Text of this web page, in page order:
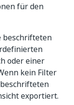
für den
beschrifteten
oder einer
kein Filter
exportiert.